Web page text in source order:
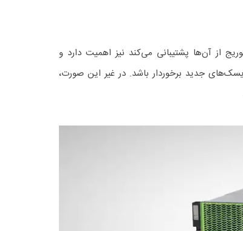
از آن‌ها پشتیبانی می‌کند نیز اهمیت دارد و
جدید برخوردار باشد. در غیر این صورت،